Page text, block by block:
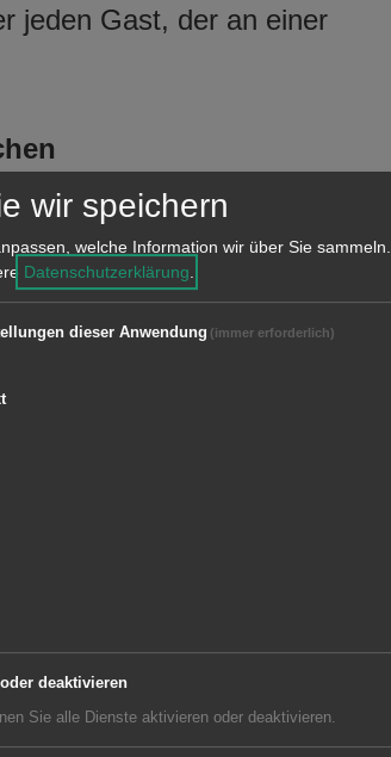
jeden Gast, der an einer
sich ältere oder
Hilfe zur Fortbewegung
vielen, mühsamen
als Hilfe gedacht ist,
Gruppe „Aalen
allen interessierten
der OVA, dem
Herrn Krings den
dieses Ziel zu erreichen,
Perspektiven
in einem Parcours
Das Angebot
besitzen, die
wir speichern
welche Information wir über Sie sammeln.
Datenschutzerklärung.
dieser Anwendung (immer erforderlich)
deaktivieren
Sie alle Dienste aktivieren oder deaktivieren.